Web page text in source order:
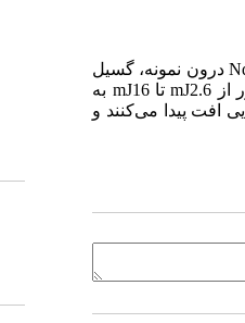
در این تحقیق طیف‌سنجی رامان القایی نمونه مایع سیکلوهگزان بررسی شد. با کانونی کردن باریکه هارمونیک دوم لیزر Nd:YAG درون نمونه، گسیل
پراکندگی رامان القایی حاصل شده با استفاده از یک طیف‌سنج اشل و آشکارساز ICCD، ثبت شد. افزایش انرژی باریکه لیزر از mJ2.6 تا mJ16 به
افت پیدا می‌کنند و